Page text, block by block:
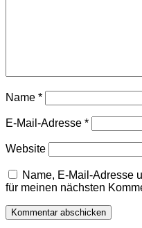
Name *
E-Mail-Adresse *
Website
Name, E-Mail-Adresse
für meinen nächsten